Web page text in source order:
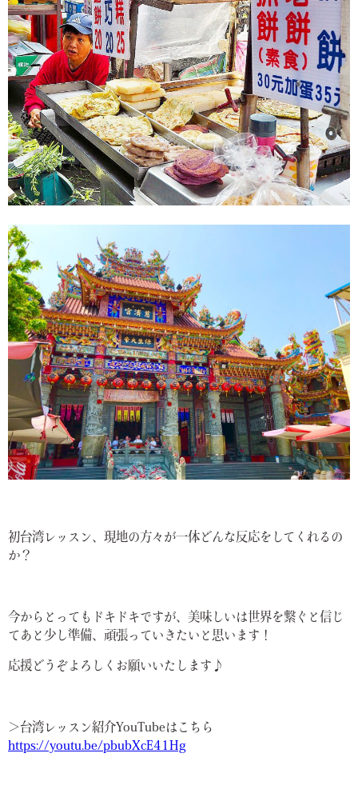
初台湾レッスン、現地の方々が一体どんな反応をしてくれるの
か？
今からとってもドキドキですが、美味しいは世界を繋ぐと信じ
てあと少し準備、頑張っていきたいと思います！
応援どうぞよろしくお願いいたします♪
＞台湾レッスン紹介YouTubeはこちら
https://youtu.be/pbubXcE41Hg